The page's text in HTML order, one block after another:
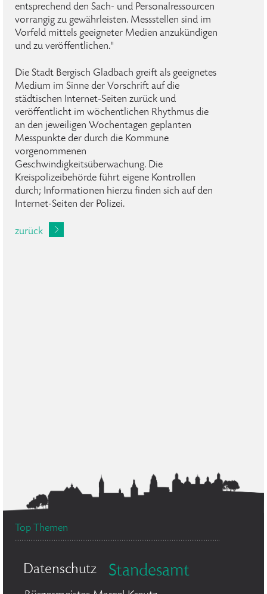
entsprechend den Sach- und Personalressourcen
vorrangig zu gewährleisten. Messstellen sind im
Vorfeld mittels geeigneter Medien anzukündigen
und zu veröffentlichen."
Die Stadt Bergisch Gladbach greift als geeignetes
Medium im Sinne der Vorschrift auf die
städtischen Internet-Seiten zurück und
veröffentlicht im wöchentlichen Rhythmus die
an den jeweiligen Wochentagen geplanten
Messpunkte der durch die Kommune
vorgenommenen
Geschwindigkeitsüberwachung. Die
Kreispolizeibehörde führt eigene Kontrollen
durch; Informationen hierzu finden sich auf den
Internet-Seiten der Polizei.
zurück
Top Themen
Datenschutz Standesamt